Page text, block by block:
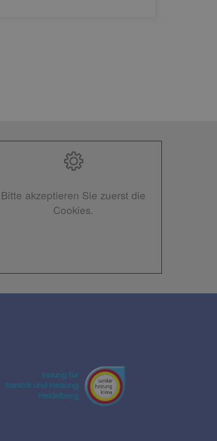
Bitte akzeptieren Sie zuerst die
Cookies.
Innung für
Sanitär und Heizung
Heidelberg